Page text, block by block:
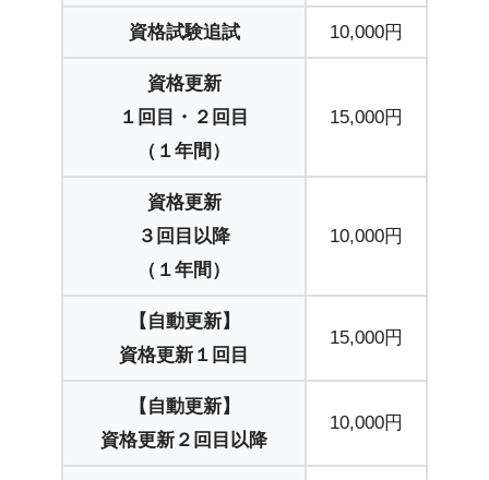
資格試験追試 10,000円
資格更新
１回目・２回目
（１年間）
15,000円
資格更新
３回目以降
（１年間）
10,000円
【自動更新】
資格更新１回目
15,000円
【自動更新】
資格更新２回目以降
10,000円